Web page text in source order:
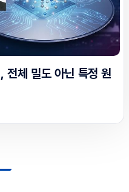
전체 밀도 아닌 특정 원